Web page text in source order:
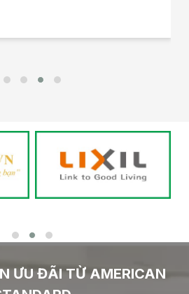
ƯU ĐÃI TỪ AMERICAN